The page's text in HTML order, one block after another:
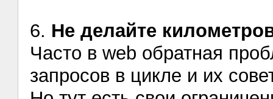
6. Не делайте
Часто в web обратная
запросов в цикле и их